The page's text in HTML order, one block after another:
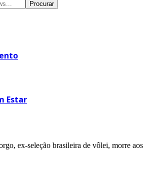
Estar
ex-seleção brasileira de vôlei, morre aos